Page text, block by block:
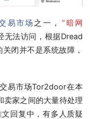
易市场 之一，
”暗网
无法访问，根据Dread
闭并不是系统故障，
易市场Tor2door在本
卖家之间的大量待处理
回复中，有多人质疑